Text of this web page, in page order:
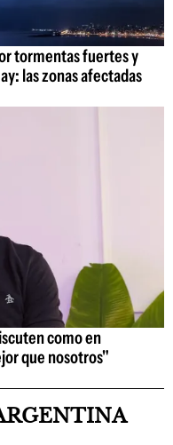
tormentas fuertes y
las zonas afectadas
como en
que nosotros"